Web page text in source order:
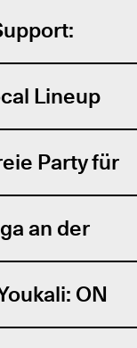
Lineup
Party für
an der
ON